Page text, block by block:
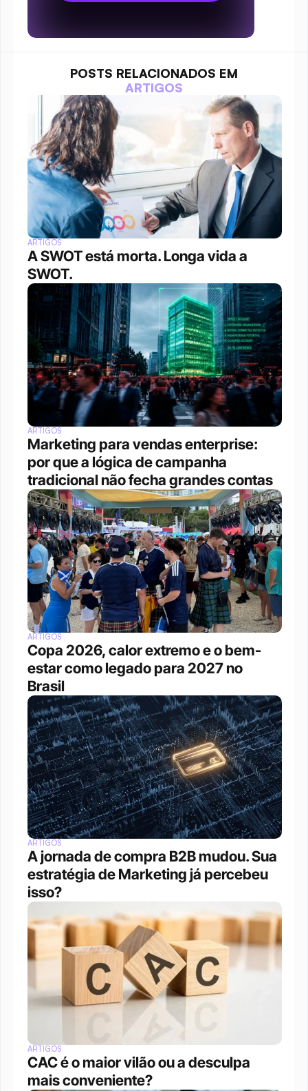
POSTS RELACIONADOS EM
ARTIGOS
ARTIGOS
A SWOT está morta. Longa vida a
SWOT.
ARTIGOS
Marketing para vendas enterprise:
por que a lógica de campanha
tradicional não fecha grandes contas
ARTIGOS
Copa 2026, calor extremo e o bem-
estar como legado para 2027 no
Brasil
ARTIGOS
A jornada de compra B2B mudou. Sua
estratégia de Marketing já percebeu
isso?
ARTIGOS
CAC é o maior vilão ou a desculpa
mais conveniente?